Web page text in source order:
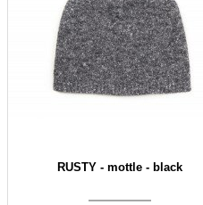
RUSTY - mottle - black